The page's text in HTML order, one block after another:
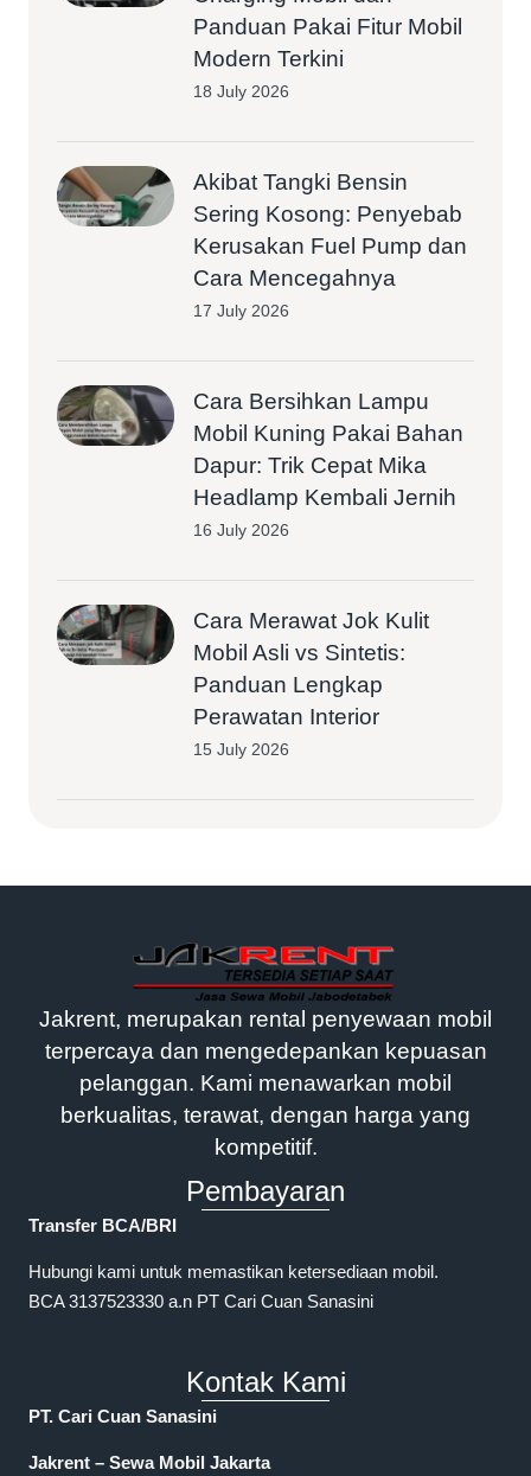
Panduan Pakai Fitur Mobil
Modern Terkini
18 July 2026
Akibat Tangki Bensin
Sering Kosong: Penyebab
Kerusakan Fuel Pump dan
Cara Mencegahnya
17 July 2026
Cara Bersihkan Lampu
Mobil Kuning Pakai Bahan
Dapur: Trik Cepat Mika
Headlamp Kembali Jernih
16 July 2026
Cara Merawat Jok Kulit
Mobil Asli vs Sintetis:
Panduan Lengkap
Perawatan Interior
15 July 2026
Jakrent, merupakan rental penyewaan mobil
terpercaya dan mengedepankan kepuasan
pelanggan. Kami menawarkan mobil
berkualitas, terawat, dengan harga yang
kompetitif.
Pembayaran
Transfer BCA/BRI
Hubungi kami untuk memastikan ketersediaan mobil.
BCA 3137523330 a.n PT Cari Cuan Sanasini
Kontak Kami
PT. Cari Cuan Sanasini
Jakrent – Sewa Mobil Jakarta